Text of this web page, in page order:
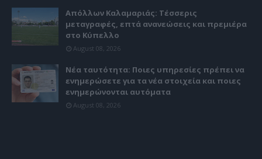
Απόλλων Καλαμαριάς: Τέσσερις
μεταγραφές, επτά ανανεώσεις και πρεμιέρα
στο Κύπελλο
August 08, 2026
Νέα ταυτότητα: Ποιες υπηρεσίες πρέπει να
ενημερώσετε για τα νέα στοιχεία και ποιες
ενημερώνονται αυτόματα
August 08, 2026